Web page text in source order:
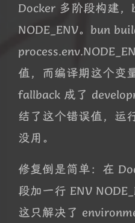
Docker 多阶段构建
NODE_ENV。bun
值，而编译期这个变
fallback 成了
结了这个错误值，运
没用。
修复倒是简单：在
段加一行 ENV
这只解决了